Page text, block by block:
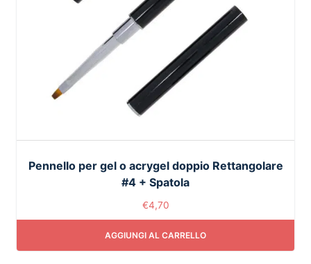
Pennello per gel o acrygel doppio Rettangolare
#4 + Spatola
€4,70
AGGIUNGI AL CARRELLO